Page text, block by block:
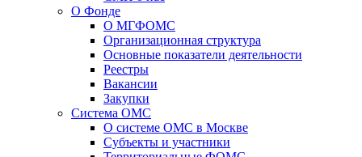
О Фонде
О МГФОМС
Организационная структура
Основные показатели деятельности
Реестры
Вакансии
Закупки
Система ОМС
О системе ОМС в Москве
Субъекты и участники